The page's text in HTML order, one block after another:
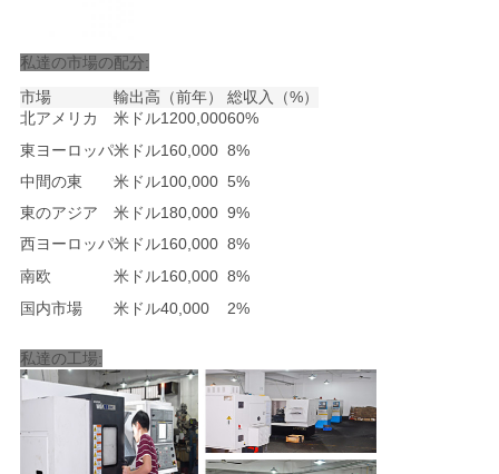
シ
ー
私達の市場の配分:
市場
輸出高 （前年）
総収入（%）
北アメリカ
米ドル1200,00060%
東ヨーロッパ米ドル160,000 8%
中間の東
米ドル100,000 5%
東のアジア
米ドル180,000 9%
西ヨーロッパ米ドル160,000 8%
南欧
米ドル160,000 8%
国内市場
米ドル40,000 2%
私達の工場: